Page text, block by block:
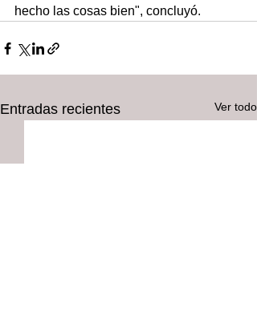
hecho las cosas bien", concluyó.
Entradas recientes Ver todo